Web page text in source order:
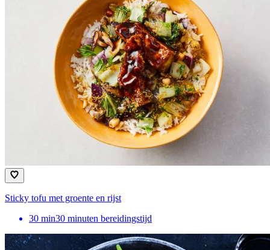
Sticky tofu met groente en rijst
30 min30 minuten bereidingstijd